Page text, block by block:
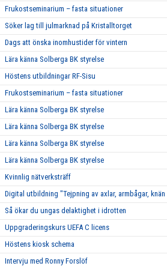
Frukostseminarium – fasta situationer
Söker lag till julmarknad på Kristalltorget
Dags att önska inomhustider för vintern
Lära känna Solberga BK styrelse
Höstens utbildningar RF-Sisu
Frukostseminarium – fasta situationer
Lära känna Solberga BK styrelse
Lära känna Solberga BK styrelse
Lära känna Solberga BK styrelse
Lära känna Solberga BK styrelse
Kvinnlig nätverksträff
Digital utbildning "Tejpning av axlar, armbågar,
Så ökar du ungas delaktighet i idrotten
Uppgraderingskurs UEFA C licens
Höstens kiosk schema
Intervju med Ronny Forslöf